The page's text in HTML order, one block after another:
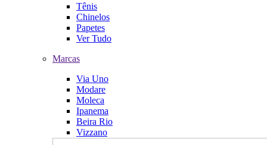
Tênis
Chinelos
Papetes
Ver Tudo
Marcas
Via Uno
Modare
Moleca
Ipanema
Beira Rio
Vizzano